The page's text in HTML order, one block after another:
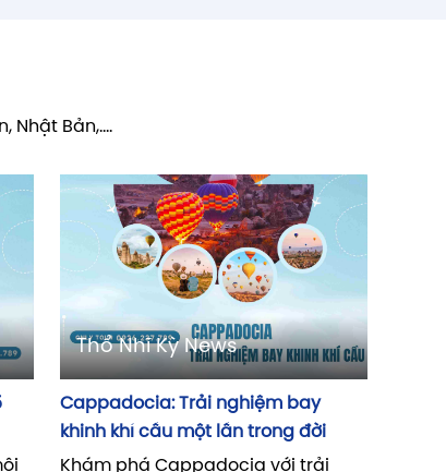
Nhật Bản,....
Thổ Nhĩ Kỳ News
Cappadocia: Trải nghiệm bay
khinh khí cầu một lần trong đời
Khám phá Cappadocia với trải